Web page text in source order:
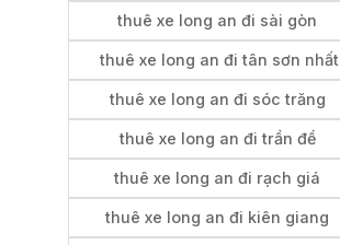
thuê xe long an đi sài gòn
thuê xe long an đi tân sơn nhất
thuê xe long an đi sóc trăng
thuê xe long an đi trần đề
thuê xe long an đi rạch giá
thuê xe long an đi kiên giang